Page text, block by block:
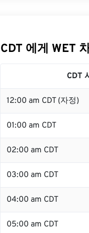
CDT 에게 WET
CDT
12:00 am CDT (자정)
01:00 am CDT
02:00 am CDT
03:00 am CDT
04:00 am CDT
05:00 am CDT